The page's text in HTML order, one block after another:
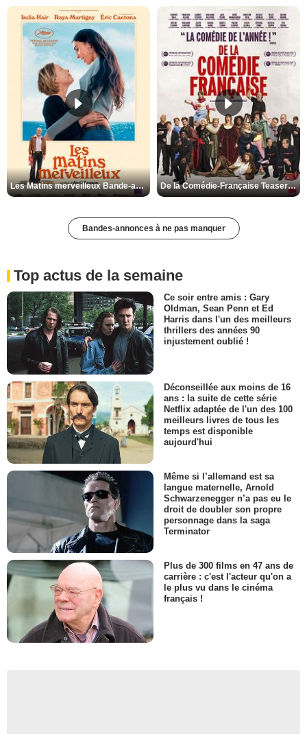
Les Matins merveilleux Bande-annonce VF De la Comédie-Française Teaser VF
Bandes-annonces à ne pas manquer
Top actus de la semaine
Ce soir entre amis : Gary
Oldman, Sean Penn et Ed
Harris dans l'un des meilleurs
thrillers des années 90
injustement oublié !
Déconseillée aux moins de 16
ans : la suite de cette série
Netflix adaptée de l'un des 100
meilleurs livres de tous les
temps est disponible
aujourd'hui
Même si l’allemand est sa
langue maternelle, Arnold
Schwarzenegger n’a pas eu le
droit de doubler son propre
personnage dans la saga
Terminator
Plus de 300 films en 47 ans de
carrière : c'est l'acteur qu'on a
le plus vu dans le cinéma
français !